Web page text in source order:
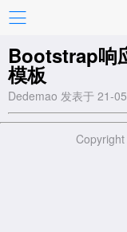
Bootstrap响
模板
Dedemao 发表于 21-